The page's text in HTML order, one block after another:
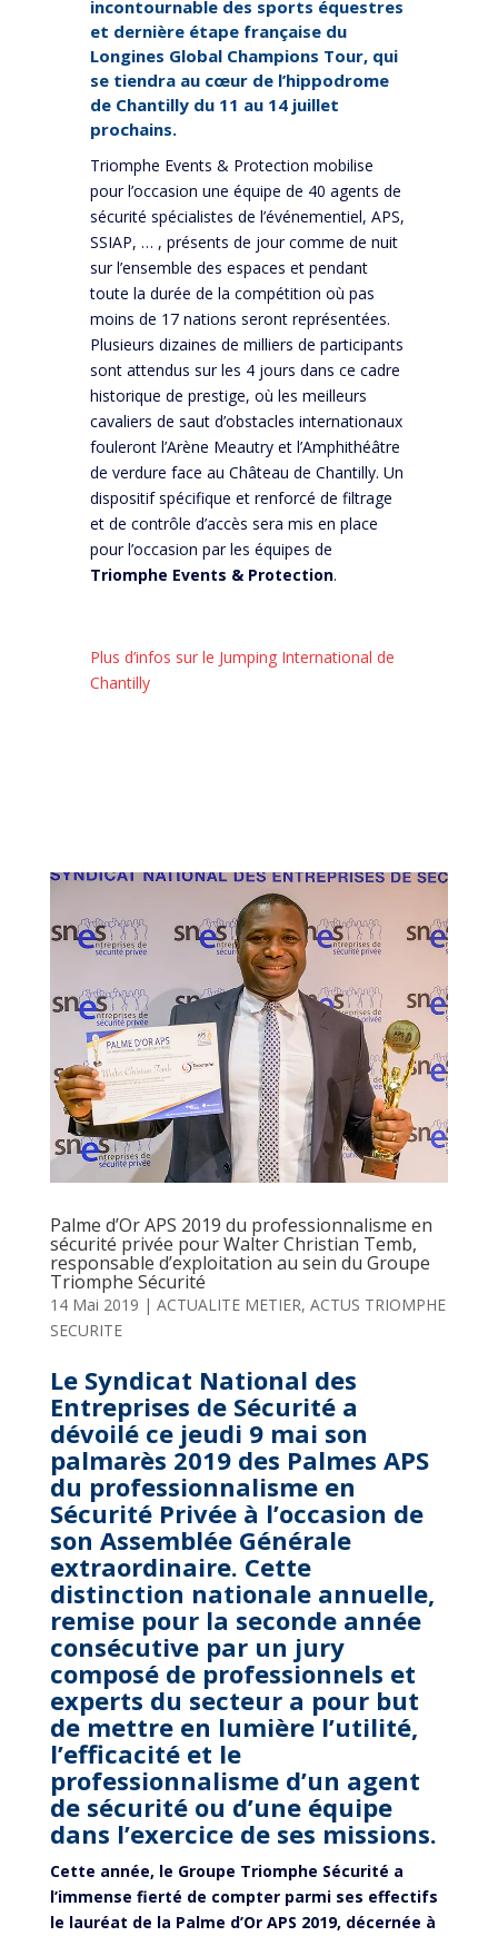
incontournable des sports équestres
et dernière étape française du
Longines Global Champions Tour, qui
se tiendra au cœur de l’hippodrome
de Chantilly du 11 au 14 juillet
prochains.
Triomphe Events & Protection mobilise
pour l’occasion une équipe de 40 agents de
sécurité spécialistes de l’événementiel, APS,
SSIAP, … , présents de jour comme de nuit
sur l’ensemble des espaces et pendant
toute la durée de la compétition où pas
moins de 17 nations seront représentées.
Plusieurs dizaines de milliers de participants
sont attendus sur les 4 jours dans ce cadre
historique de prestige, où les meilleurs
cavaliers de saut d’obstacles internationaux
fouleront l’Arène Meautry et l’Amphithéâtre
de verdure face au Château de Chantilly. Un
dispositif spécifique et renforcé de filtrage
et de contrôle d’accès sera mis en place
pour l’occasion par les équipes de
Triomphe Events & Protection.
Plus d’infos sur le Jumping International de
Chantilly
Palme d’Or APS 2019 du professionnalisme en
sécurité privée pour Walter Christian Temb,
responsable d’exploitation au sein du Groupe
Triomphe Sécurité
14 Mai 2019 | ACTUALITE METIER, ACTUS TRIOMPHE
SECURITE
Le Syndicat National des
Entreprises de Sécurité a
dévoilé ce jeudi 9 mai son
palmarès 2019 des Palmes APS
du professionnalisme en
Sécurité Privée à l’occasion de
son Assemblée Générale
extraordinaire. Cette
distinction nationale annuelle,
remise pour la seconde année
consécutive par un jury
composé de professionnels et
experts du secteur a pour but
de mettre en lumière l’utilité,
l’efficacité et le
professionnalisme d’un agent
de sécurité ou d’une équipe
dans l’exercice de ses missions.
Cette année, le Groupe Triomphe Sécurité a
l’immense fierté de compter parmi ses effectifs
le lauréat de la Palme d’Or APS 2019, décernée à